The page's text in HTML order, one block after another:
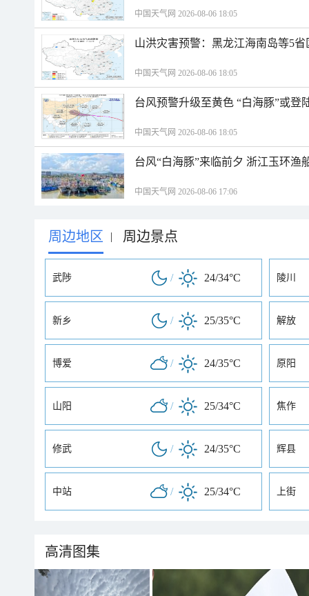
中国天气网 2026-08-06 18:05
山洪灾害预警：黑龙江海南岛等5
中国天气网 2026-08-06 18:05
台风预警升级至黄色 “白海豚”或登
中国天气网 2026-08-06 18:05
台风“白海豚”来临前夕 浙江玉环渔
中国天气网 2026-08-06 17:06
周边地区 | 周边景点
武陟 / 24/34°C 陵川
新乡 / 25/35°C 解放
博爱 / 24/35°C 原阳
山阳 / 25/34°C 焦作
修武 / 24/35°C 辉县
中站 / 25/34°C 上街
高清图集